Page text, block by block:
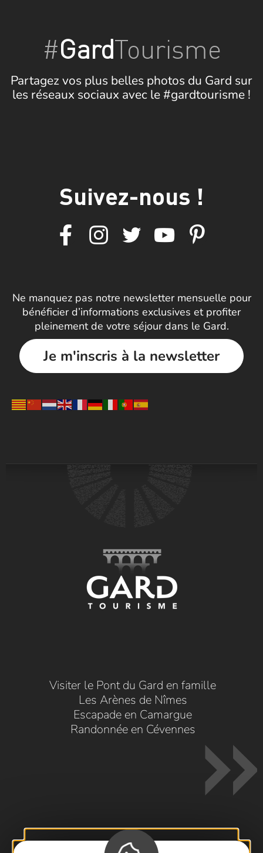
#GardTourisme
Partagez vos plus belles photos du Gard sur
les réseaux sociaux avec le #gardtourisme !
Suivez-nous !
Ne manquez pas notre newsletter mensuelle pour
bénéficier d’informations exclusives et profiter
pleinement de votre séjour dans le Gard.
Je m'inscris à la newsletter
Visiter le Pont du Gard en famille
Les Arènes de Nîmes
Escapade en Camargue
Randonnée en Cévennes